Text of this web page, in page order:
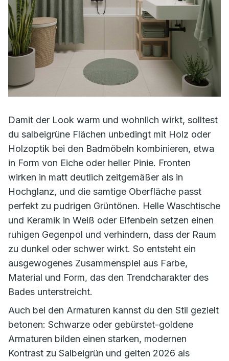
Damit der Look warm und wohnlich wirkt, solltest
du salbeigrüne Flächen unbedingt mit Holz oder
Holzoptik bei den Badmöbeln kombinieren, etwa
in Form von Eiche oder heller Pinie. Fronten
wirken in matt deutlich zeitgemäßer als in
Hochglanz, und die samtige Oberfläche passt
perfekt zu pudrigen Grüntönen. Helle Waschtische
und Keramik in Weiß oder Elfenbein setzen einen
ruhigen Gegenpol und verhindern, dass der Raum
zu dunkel oder schwer wirkt. So entsteht ein
ausgewogenes Zusammenspiel aus Farbe,
Material und Form, das den Trendcharakter des
Bades unterstreicht.
Auch bei den Armaturen kannst du den Stil gezielt
betonen: Schwarze oder gebürstet-goldene
Armaturen bilden einen starken, modernen
Kontrast zu Salbeigrün und gelten 2026 als